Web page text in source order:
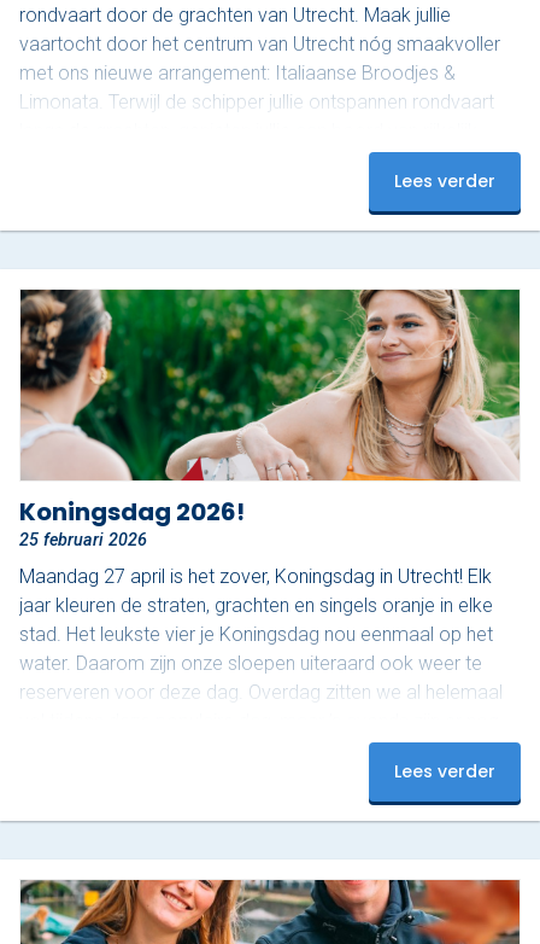
rondvaart door de grachten van Utrecht. Maak jullie
vaartocht door het centrum van Utrecht nóg smaakvoller
met ons nieuwe arrangement: Italiaanse Broodjes &
Limonata. Terwijl de schipper jullie ontspannen rondvaart
belegde Italiaanse broodjes, ook wel ‘schiacciata’
genoemd, van Nonna Rosa, geserveerd met gekoelde San
Pellegrino Limonata. Nonna Rosa staat bekend om
schiacciata wordt bereid volgens een…
Lees verder
Koningsdag 2026!
25 februari 2026
Maandag 27 april is het zover, Koningsdag in Utrecht! Elk
jaar kleuren de straten, grachten en singels oranje in elke
stad. Het leukste vier je Koningsdag nou eenmaal op het
water. Daarom zijn onze sloepen uiteraard ook weer te
reserveren voor deze dag. Overdag zitten we al helemaal
plekjes vrij! Op dit moment hebben we nog 3 sloepen
beschikbaar van 18:00 tot 20:00. Onze luxe sloepen zijn
Lees verder